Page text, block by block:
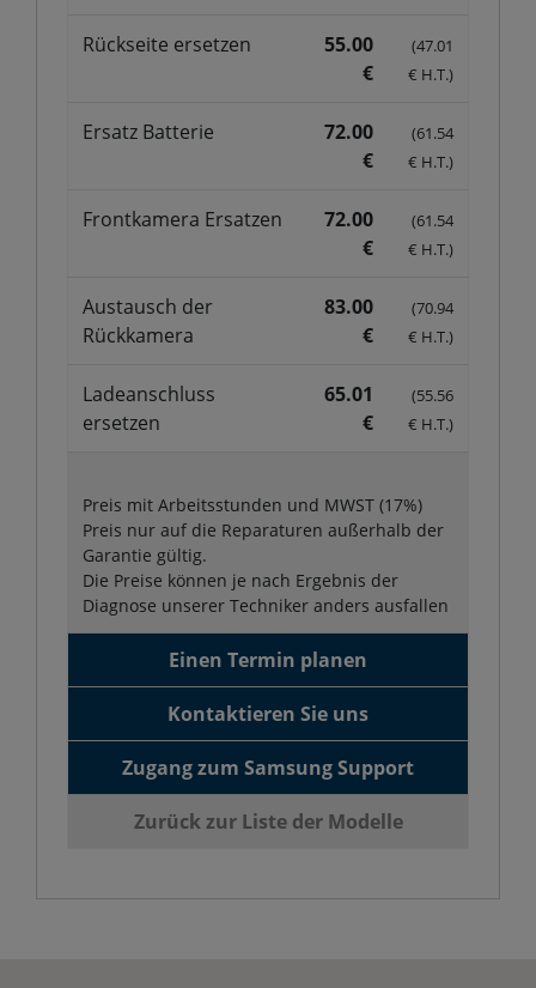
Rückseite ersetzen
55.00
€
(47.01
€ H.T.)
Ersatz Batterie
72.00
€
(61.54
€ H.T.)
Frontkamera Ersatzen
72.00
€
(61.54
€ H.T.)
Austausch der
Rückkamera
83.00
€
(70.94
€ H.T.)
Ladeanschluss
ersetzen
65.01
€
(55.56
€ H.T.)
Preis mit Arbeitsstunden und MWST (17%)
Preis nur auf die Reparaturen außerhalb der
Garantie gültig.
Die Preise können je nach Ergebnis der
Diagnose unserer Techniker anders ausfallen
Einen Termin planen
Kontaktieren Sie uns
Zugang zum Samsung Support
Zurück zur Liste der Modelle